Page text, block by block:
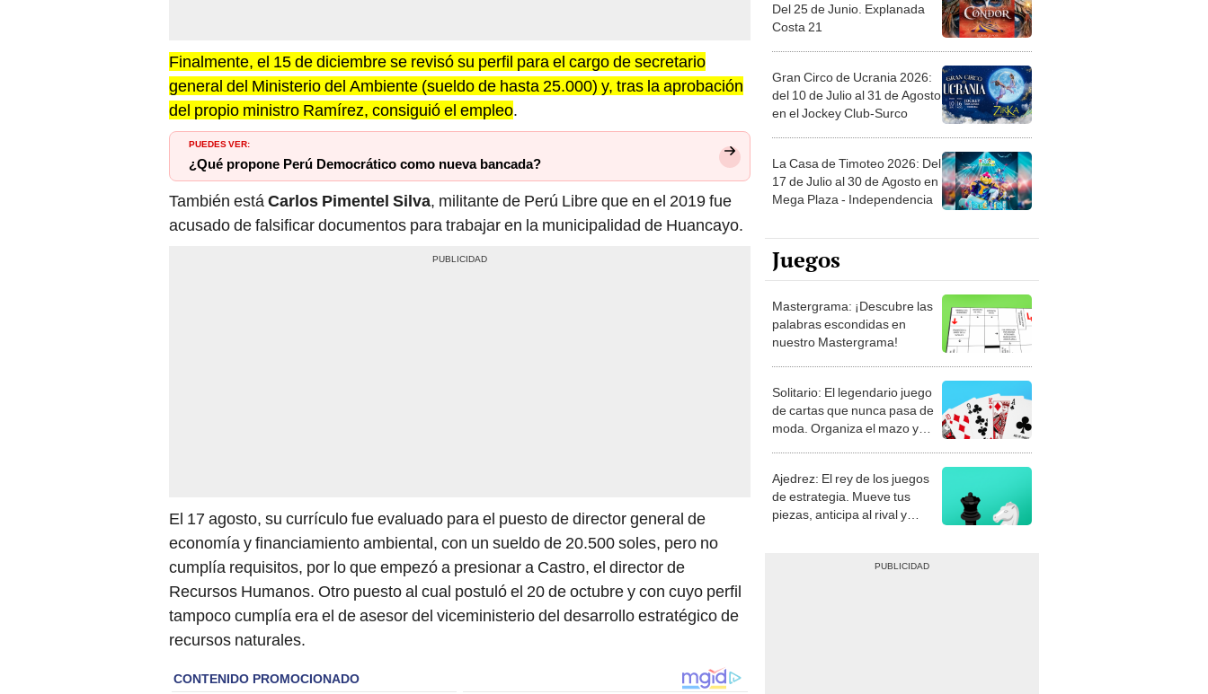
Finalmente, el 15 de diciembre se revisó su perfil para el cargo de secretario
general del Ministerio del Ambiente (sueldo de hasta 25.000) y, tras la aprobación
del propio ministro Ramírez, consiguió el empleo.
PUEDES VER:
¿Qué propone Perú Democrático como nueva bancada?
También está Carlos Pimentel Silva, militante de Perú Libre que en el 2019 fue
acusado de falsificar documentos para trabajar en la municipalidad de Huancayo.
El 17 agosto, su currículo fue evaluado para el puesto de director general de
economía y financiamiento ambiental, con un sueldo de 20.500 soles, pero no
cumplía requisitos, por lo que empezó a presionar a Castro, el director de
Recursos Humanos. Otro puesto al cual postuló el 20 de octubre y con cuyo perfil
tampoco cumplía era el de asesor del viceministerio del desarrollo estratégico de
recursos naturales.
Del 25 de Junio. Explanada
Costa 21
Gran Circo de Ucrania 2026:
del 10 de Julio al 31 de Agosto
en el Jockey Club-Surco
La Casa de Timoteo 2026: Del
17 de Julio al 30 de Agosto en
Mega Plaza - Independencia
Juegos
Mastergrama: ¡Descubre las
palabras escondidas en
nuestro Mastergrama!
Solitario: El legendario juego
de cartas que nunca pasa de
moda. Organiza el mazo y
Ajedrez: El rey de los juegos
de estrategia. Mueve tus
piezas, anticipa al rival y